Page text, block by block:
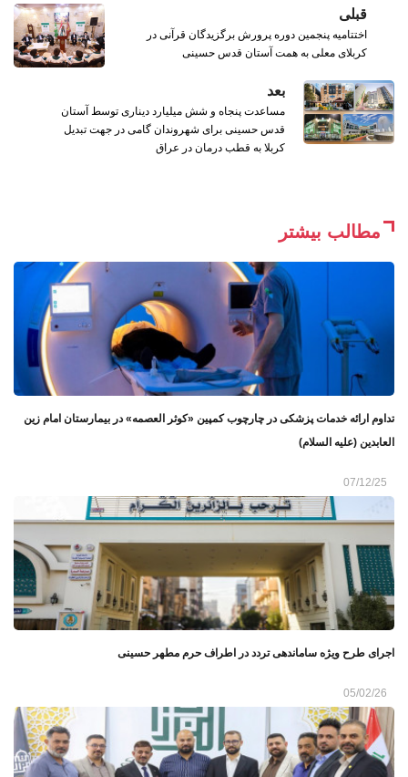
قبلی
اختتامیه پنجمین دوره پرورش برگزیدگان قرآنی در
کربلای معلی به همت آستان قدس حسینی
بعد
مساعدت پنجاه و شش میلیارد دیناری توسط آستان
قدس حسینی برای شهروندان گامی در جهت تبدیل
کربلا به قطب درمان در عراق
مطالب بیشتر
تداوم ارائه خدمات پزشکی در چارچوب کمپین «کوثر العصمه» در بیمارستان امام زین
‌العابدین (علیه ‌السلام)
07/12/25
اجرای طرح ویژه ساماندهی تردد در اطراف حرم مطهر حسینی
05/02/26